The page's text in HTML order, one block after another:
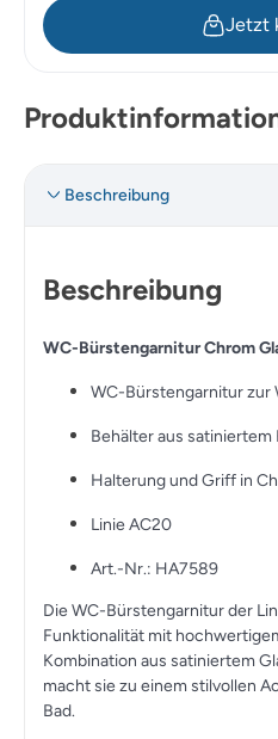
Jetzt
Beschreibung
Beschreibung
WC-Bürstengarnitur Chrom
WC-Bürstengarnitur zur
Behälter aus satiniertem
Halterung und Griff in
Linie AC20
Art.-Nr.: HA7589
Die WC-Bürstengarnitur der
Funktionalität mit
Kombination aus satiniertem
macht sie zu einem stilvollen
Bad.